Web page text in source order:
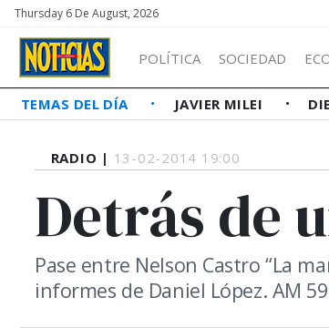
Thursday 6 De August, 2026
POLÍTICA SOCIEDAD
TEMAS DEL DÍA JAVIER MILEI
RADIO | 13-02-2014 19:00
Detrás de
Pase entre Nelson Castro “La
informes de Daniel López. AM